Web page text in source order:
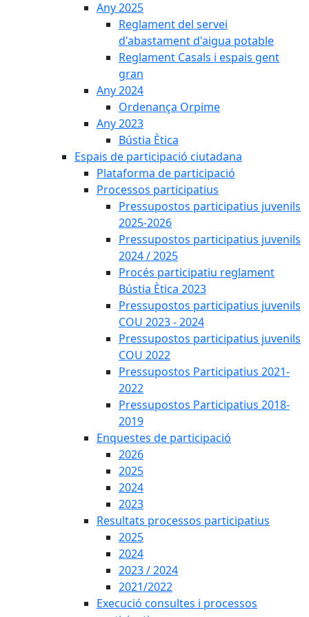
Any 2025
Reglament del servei
d'abastament d'aigua potable
Reglament Casals i espais gent
gran
Any 2024
Ordenança Orpime
Any 2023
Bústia Ètica
Espais de participació ciutadana
Plataforma de participació
Processos participatius
Pressupostos participatius juvenils
2025-2026
Pressupostos participatius juvenils
2024 / 2025
Procés participatiu reglament
Bústia Ètica 2023
Pressupostos participatius juvenils
COU 2023 - 2024
Pressupostos participatius juvenils
COU 2022
Pressupostos Participatius 2021-
2022
Pressupostos Participatius 2018-
2019
Enquestes de participació
2026
2025
2024
2023
Resultats processos participatius
2025
2024
2023 / 2024
2021/2022
Execució consultes i processos